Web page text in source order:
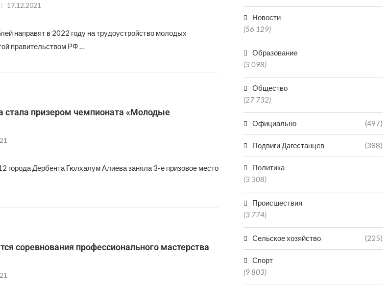
17.12.2021
направят в 2022 году на трудоустройство молодых
правительством РФ …
стала призером чемпионата «Молодые
Дербента Гюлхалум Алиева заняла 3-е призовое место
соревнования профессионального мастерства
Новости
(56 129)
Образование
(3 098)
Общество
(27 732)
Официально (497)
Подвиги Дагестанцев (388)
Политика
(3 308)
Происшествия
(3 774)
Сельское хозяйство (225)
Спорт
(9 803)